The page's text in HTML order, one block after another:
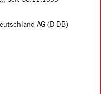
AG (D-DB)